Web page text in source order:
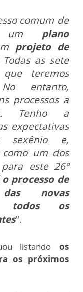
comum de
um plano
projeto de
as sete
teremos
entanto,
processos a
Tenho a
expectativas
sexênio e,
um dos
este 26º
o processo de
das novas
todos os
”.
listando os
os próximos